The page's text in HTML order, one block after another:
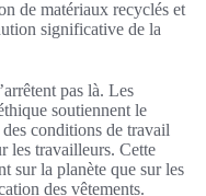
de matériaux recyclés et
significative de la
pas là. Les
soutiennent le
conditions de travail
les travailleurs. Cette
sur la planète que sur les
des vêtements.